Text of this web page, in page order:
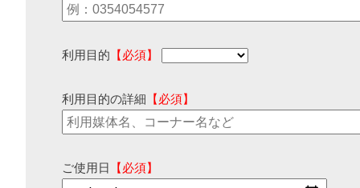
利用目的 【必須】
利用目的の詳細 【必須】
ご使用日 【必須】